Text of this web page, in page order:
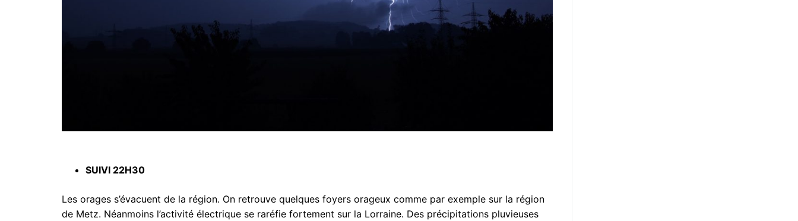
SUIVI 22H30
Les orages s’évacuent de la région. On retrouve quelques foyers orageux comme par exemple sur la région
de Metz. Néanmoins l’activité électrique se raréfie fortement sur la Lorraine. Des précipitations pluvieuses